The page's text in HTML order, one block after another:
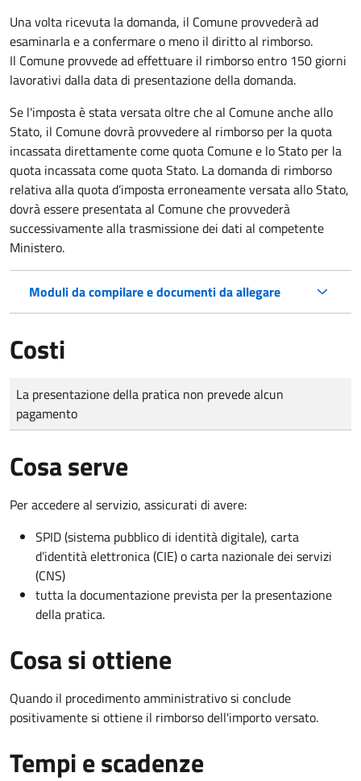
Una volta ricevuta la domanda, il Comune provvederà ad
esaminarla e a confermare o meno il diritto al rimborso.
Il Comune provvede ad effettuare il rimborso entro 150 giorni
lavorativi dalla data di presentazione della domanda.
Se l'imposta è stata versata oltre che al Comune anche allo
Stato, il Comune dovrà provvedere al rimborso per la quota
incassata direttamente come quota Comune e lo Stato per la
quota incassata come quota Stato. La domanda di rimborso
relativa alla quota d’imposta erroneamente versata allo Stato,
dovrà essere presentata al Comune che provvederà
successivamente alla trasmissione dei dati al competente
Ministero.
Moduli da compilare e documenti da allegare
Costi
Tipo di pagamento
Importo
La presentazione della pratica non prevede alcun
pagamento
Cosa serve
Per accedere al servizio, assicurati di avere:
SPID (sistema pubblico di identità digitale), carta
d’identità elettronica (CIE) o carta nazionale dei servizi
(CNS)
tutta la documentazione prevista per la presentazione
della pratica.
Cosa si ottiene
Quando il procedimento amministrativo si conclude
positivamente si ottiene il rimborso dell'importo versato.
Tempi e scadenze